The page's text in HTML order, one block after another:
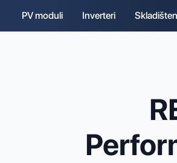
PV moduli Inverteri